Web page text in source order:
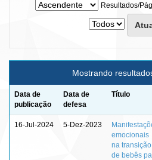
Resultados/
Mostrando
Data de
publicação
Data de
defesa
Título
16-Jul-2024 5-Dez-2023
emocionais
na transição
de bebês